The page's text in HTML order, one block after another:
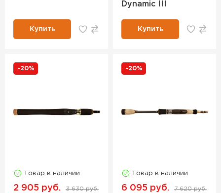
Купить
Dynamic III
Купить
-20%
Товар в наличии
2 905 руб. 3 630 руб.
-20%
Товар в наличии
6 095 руб. 7 620 руб.